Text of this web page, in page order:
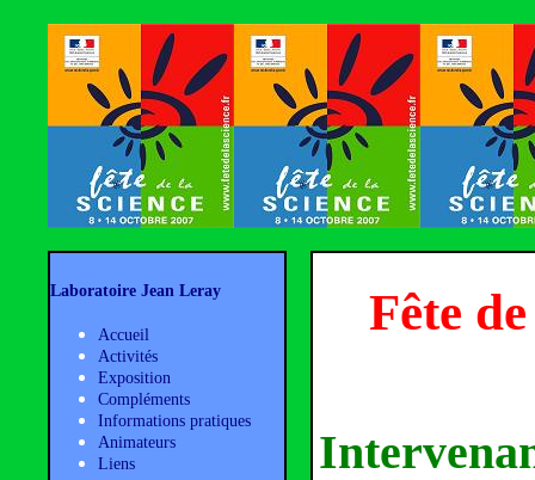
Laboratoire Jean Leray
Accueil
Activités
Exposition
Compléments
Informations pratiques
Animateurs
Liens
Fête